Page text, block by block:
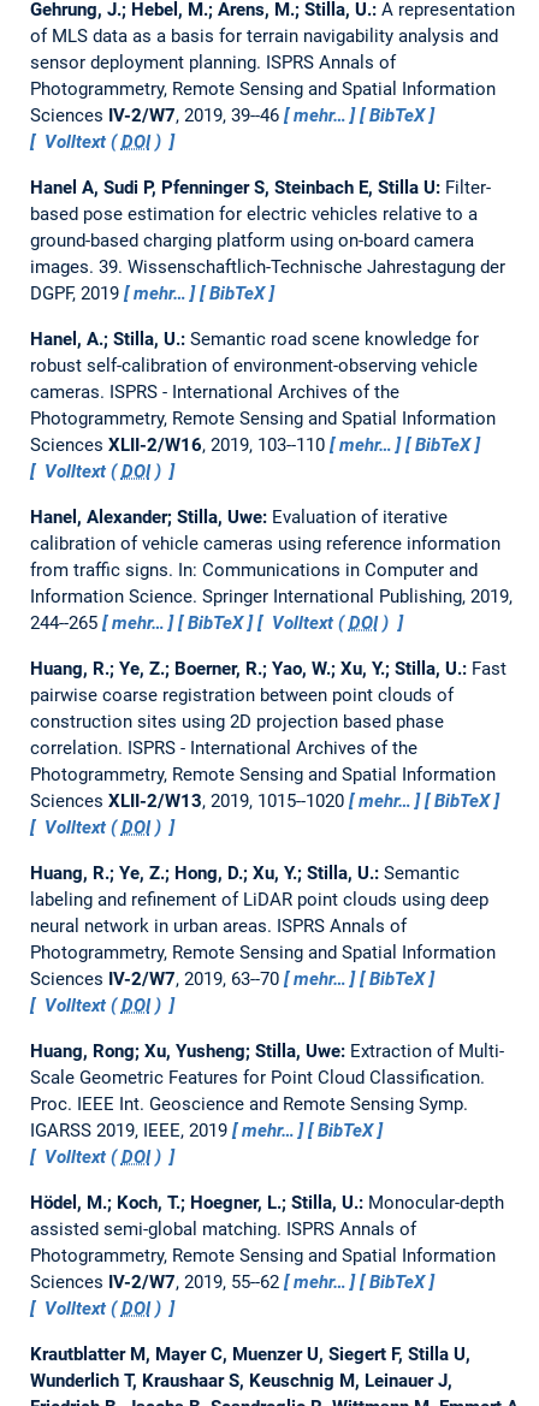
Gehrung, J.; Hebel, M.; Arens, M.; Stilla, U.: A representation
of MLS data as a basis for terrain navigability analysis and
sensor deployment planning. ISPRS Annals of
Photogrammetry, Remote Sensing and Spatial Information
Sciences IV-2/W7, 2019, 39--46 mehr…
BibTeX
Volltext (DOI)
Hanel A, Sudi P, Pfenninger S, Steinbach E, Stilla U: Filter-
based pose estimation for electric vehicles relative to a
ground-based charging platform using on-board camera
images. 39. Wissenschaftlich-Technische Jahrestagung der
DGPF, 2019
mehr… BibTeX
Hanel, A.; Stilla, U.: Semantic road scene knowledge for
robust self-calibration of environment-observing vehicle
cameras. ISPRS - International Archives of the
Photogrammetry, Remote Sensing and Spatial Information
Sciences XLII-2/W16, 2019, 103--110 mehr…
BibTeX
Volltext (DOI)
Hanel, Alexander; Stilla, Uwe: Evaluation of iterative
calibration of vehicle cameras using reference information
from traffic signs. In: Communications in Computer and
Information Science. Springer International Publishing, 2019,
244--265
mehr… BibTeX Volltext (DOI)
Huang, R.; Ye, Z.; Boerner, R.; Yao, W.; Xu, Y.; Stilla, U.: Fast
pairwise coarse registration between point clouds of
construction sites using 2D projection based phase
correlation. ISPRS - International Archives of the
Photogrammetry, Remote Sensing and Spatial Information
Sciences XLII-2/W13, 2019, 1015--1020 mehr…
BibTeX
Volltext (DOI)
Huang, R.; Ye, Z.; Hong, D.; Xu, Y.; Stilla, U.: Semantic
labeling and refinement of LiDAR point clouds using deep
neural network in urban areas. ISPRS Annals of
Photogrammetry, Remote Sensing and Spatial Information
Sciences IV-2/W7, 2019, 63--70 mehr…
BibTeX
Volltext (DOI)
Huang, Rong; Xu, Yusheng; Stilla, Uwe: Extraction of Multi-
Scale Geometric Features for Point Cloud Classification.
Proc. IEEE Int. Geoscience and Remote Sensing Symp.
IGARSS 2019, IEEE, 2019
mehr…
BibTeX
Volltext (DOI)
Hödel, M.; Koch, T.; Hoegner, L.; Stilla, U.: Monocular-depth
assisted semi-global matching. ISPRS Annals of
Photogrammetry, Remote Sensing and Spatial Information
Sciences IV-2/W7, 2019, 55--62 mehr…
BibTeX
Volltext (DOI)
Krautblatter M, Mayer C, Muenzer U, Siegert F, Stilla U,
Wunderlich T, Kraushaar S, Keuschnig M, Leinauer J,